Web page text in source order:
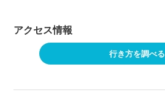
アクセス情報
行き方を調べる